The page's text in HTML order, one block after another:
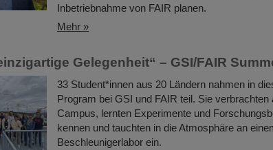
Inbetriebnahme von FAIR planen.
Mehr »
Gelegenheit“ – GSI/FAIR
33 Student*innen aus 20 Ländern nahmen in
Program bei GSI und FAIR teil. Sie
Campus, lernten Experimente und
kennen und tauchten in die Atmosphäre an
Beschleunigerlabor ein.